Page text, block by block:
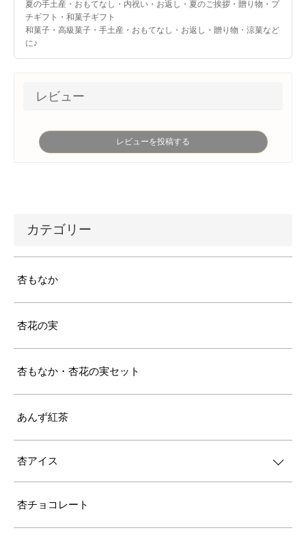
夏の手土産・おもてなし・内祝い・お返し・夏のご挨拶・贈り物・プ
チギフト・和菓子ギフト
和菓子・高級菓子・手土産・おもてなし・お返し・贈り物・涼菓など
に♪
レビュー
レビューを投稿する
カテゴリー
杏もなか
杏花の実
杏もなか・杏花の実セット
あんず紅茶
杏アイス
杏チョコレート